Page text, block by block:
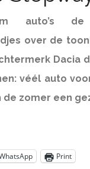
auto’s
over de
Dacia
véél auto
de zomer een
Print